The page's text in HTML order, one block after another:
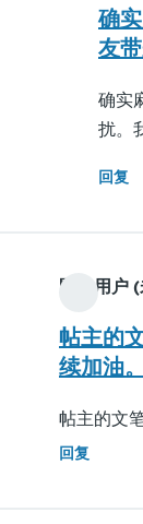
确
友
确实
扰。
回复
匿名用户
帖主的
续加油。
帖主的文
回复